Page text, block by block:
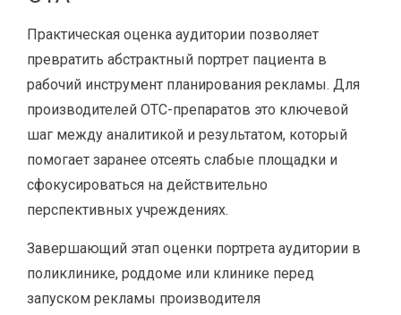
Практическая оценка аудитории позволяет
превратить абстрактный портрет пациента в
рабочий инструмент планирования рекламы. Для
производителей OTC-препаратов это ключевой
шаг между аналитикой и результатом, который
помогает заранее отсеять слабые площадки и
сфокусироваться на действительно
перспективных учреждениях.
Завершающий этап оценки портрета аудитории в
поликлинике, роддоме или клинике перед
запуском рекламы производителя